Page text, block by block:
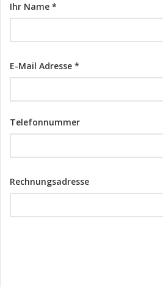
Ihr Name *
E-Mail Adresse *
Telefonnummer
Rechnungsadresse